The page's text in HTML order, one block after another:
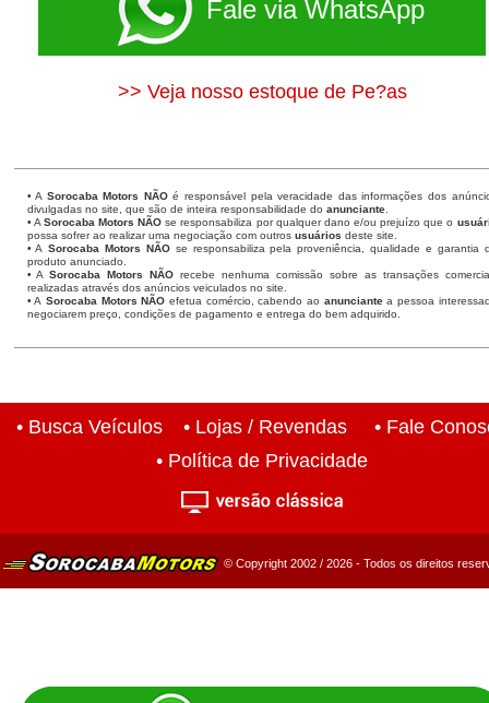
Fale via WhatsApp
>> Veja nosso estoque de Pe?as
• A Sorocaba Motors NÃOé responsável pela veracidade das informações dos
divulgadas no site, que são de inteira responsabilidade do anunciante.
• A Sorocaba Motors NÃO se responsabiliza por qualquer dano e/ou prejuízo que o
possa sofrer ao realizar uma negociação com outros usuários deste site.
• A Sorocaba Motors NÃOse responsabiliza pela proveniência, qualidade e garantia
produto anunciado.
• ASorocaba Motors NÃO recebe nenhuma comissão sobre as transações
realizadas através dos anúncios veiculados no site.
• A Sorocaba Motors NÃO efetua comércio, cabendo ao anunciantea pessoa
negociarem preço, condições de pagamento e entrega do bem adquirido.